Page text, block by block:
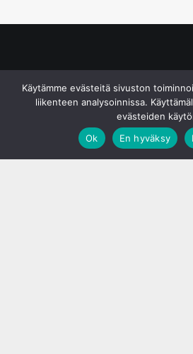
Käytämme evästeitä sivuston
liikenteen analysoinnissa.
evästeiden
Ok
En hyväksy